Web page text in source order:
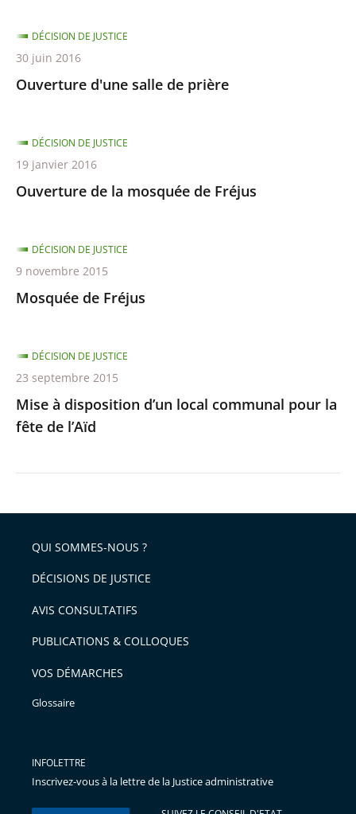
Ouverture d'une salle de prière
DÉCISION DE JUSTICE
30 juin 2016
Ouverture de la mosquée de Fréjus
DÉCISION DE JUSTICE
19 janvier 2016
Mosquée de Fréjus
DÉCISION DE JUSTICE
9 novembre 2015
Mise à disposition d’un local communal pour la
fête de l’Aïd
DÉCISION DE JUSTICE
23 septembre 2015
QUI SOMMES-NOUS ?
DÉCISIONS DE JUSTICE
AVIS CONSULTATIFS
PUBLICATIONS & COLLOQUES
VOS DÉMARCHES
Glossaire
INFOLETTRE
Inscrivez-vous à la lettre de la Justice administrative